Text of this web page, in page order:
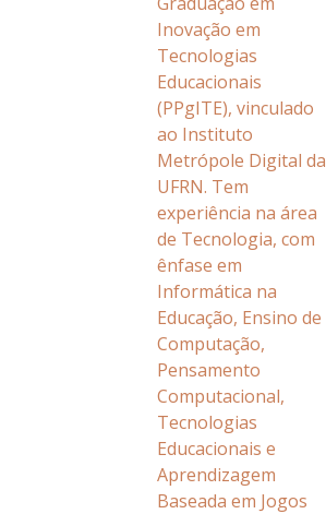
Inovação em
Tecnologias
Educacionais
(PPgITE), vinculado
ao Instituto
Metrópole Digital da
UFRN. Tem
experiência na área
de Tecnologia, com
ênfase em
Informática na
Educação, Ensino de
Computação,
Pensamento
Computacional,
Tecnologias
Educacionais e
Aprendizagem
Baseada em Jogos